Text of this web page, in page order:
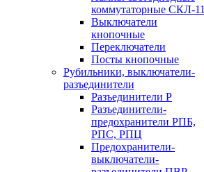
коммутаторные СКЛ-11
Выключатели
кнопочные
Переключатели
Посты кнопочные
Рубильники, выключатели-
разъединители
Разъединители Р
Разъединители-
предохранители РПБ,
РПС, РПЦ
Предохранители-
выключатели-